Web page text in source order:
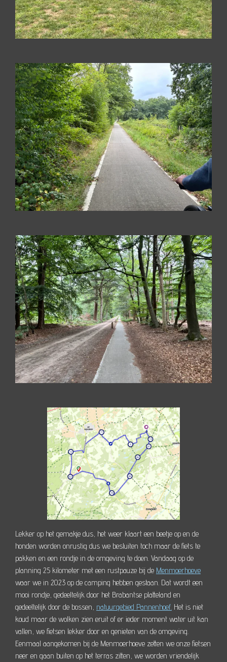
Lekker op het gemakje dus, het weer klaart een beetje op en de
honden worden onrustig dus we besluiten toch maar de fiets te
pakken en een rondje in de omgeving te doen. Vandaag op de
planning 25 kilometer met een rustpauze bij de Menmoerhoeve
waar we in 2023 op de camping hebben gestaan. Dat wordt een
mooi rondje, gedeeltelijk door het Brabantse platteland en
gedeeltelijk door de bossen, natuurgebied Pannenhoef. Het is niet
koud maar de wolken zien eruit of er ieder moment water uit kan
vallen, we fietsen lekker door en genieten van de omgeving.
Eenmaal aangekomen bij de Menmoerhoeve zetten we onze fietsen
neer en gaan buiten op het terras zitten, we worden vriendelijk